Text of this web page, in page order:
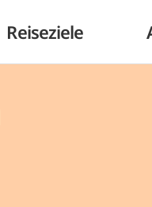
Reiseziele